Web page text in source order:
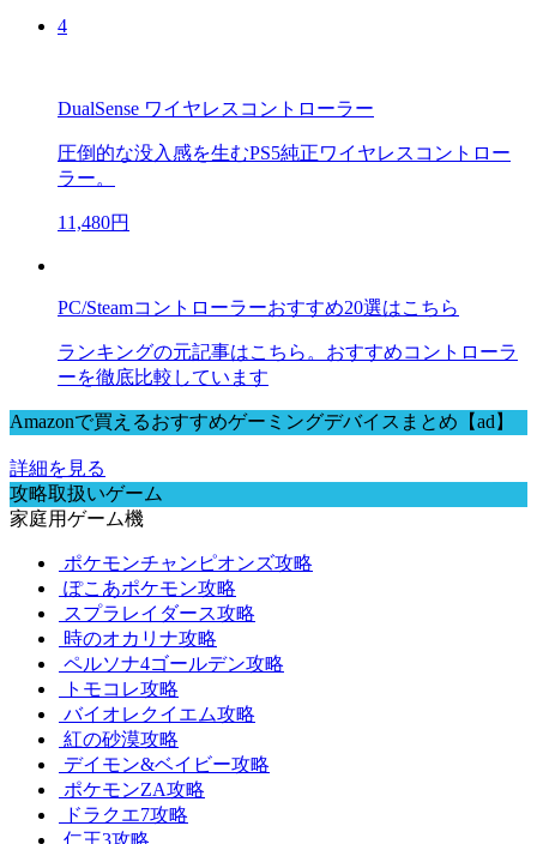
4
DualSense ワイヤレスコントローラー
圧倒的な没入感を生むPS5純正ワイヤレスコントロー
ラー。
11,480円
PC/Steamコントローラーおすすめ20選はこちら
ランキングの元記事はこちら。おすすめコントローラ
ーを徹底比較しています
Amazonで買えるおすすめゲーミングデバイスまとめ【ad】
詳細を見る
攻略取扱いゲーム
家庭用ゲーム機
ポケモンチャンピオンズ攻略
ぽこあポケモン攻略
スプラレイダース攻略
時のオカリナ攻略
ペルソナ4ゴールデン攻略
トモコレ攻略
バイオレクイエム攻略
紅の砂漠攻略
デイモン&ベイビー攻略
ポケモンZA攻略
ドラクエ7攻略
仁王3攻略